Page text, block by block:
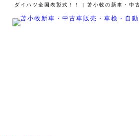
ダイハツ全国表彰式！！ | 苫小牧の新車・中